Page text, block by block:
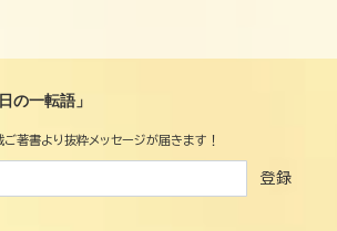
の一転語」
著書より抜粋メッセージが届きます！
登録